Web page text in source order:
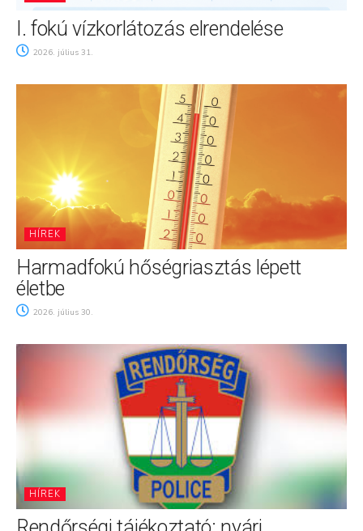
I. fokú vízkorlátozás elrendelése
2026. július 31.
HÍREK
Harmadfokú hőségriasztás lépett
életbe
2026. július 30.
HÍREK